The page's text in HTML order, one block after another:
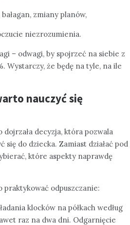
zmiany planów,
niezrozumienia.
– odwagi, by spojrzeć na siebie z
Wystarczy, że będę na tyle, na ile
nauczyć się
dojrzała decyzja, która pozwala
do dziecka. Zamiast działać pod
które aspekty naprawdę
odpuszczanie:
klocków na półkach według
raz na dwa dni. Odgarnięcie